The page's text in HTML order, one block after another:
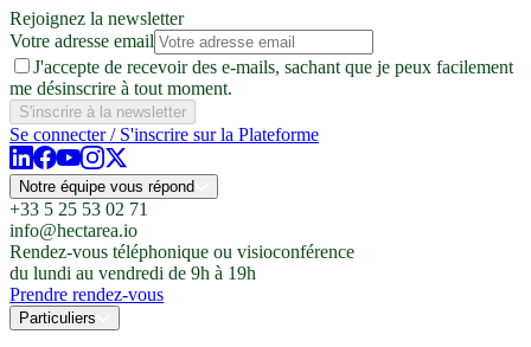
Rejoignez la newsletter
Votre adresse email
J'accepte de recevoir des e-mails, sachant que je peux facilement
me désinscrire à tout moment.
S'inscrire à la newsletter
Se connecter / S'inscrire sur la Plateforme
Notre équipe vous répond
+33 5 25 53 02 71
info@hectarea.io
Rendez-vous téléphonique ou visioconférence
du lundi au vendredi de 9h à 19h
Prendre rendez-vous
Particuliers